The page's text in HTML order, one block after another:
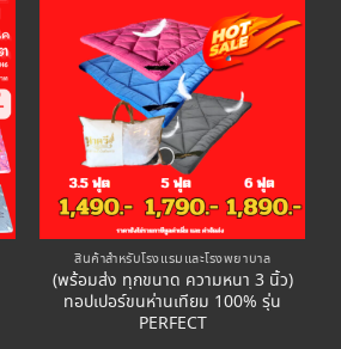
Add to
Wishlist
สินค้าสำหรับโรงแรมและโรงพยาบาล
(พร้อมส่ง ทุกขนาด ความหนา 3 นิ้ว)
ทอปเปอร์ขนห่านเทียม 100% รุ่น
PERFECT